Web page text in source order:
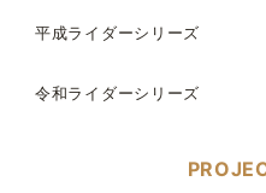
平成ライダーシリーズ
令和ライダーシリーズ